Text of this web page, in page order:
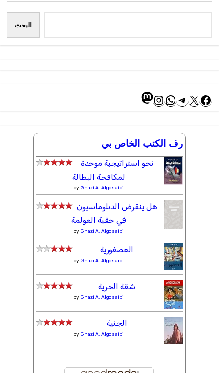
البحث
فيسبوك
إكستيليجرام
واتساب
إنستجرام
ماستودون
رف الكتب الخاص بي
نحو استراتيجية موحدة
لمكافحة البطالة
by Ghazi A. Algosaibi
هل ينقرض الدبلوماسيون
في حقبة العولمة
by Ghazi A. Algosaibi
العصفورية
by Ghazi A. Algosaibi
شقة الحرية
by Ghazi A. Algosaibi
الجنية
by Ghazi A. Algosaibi